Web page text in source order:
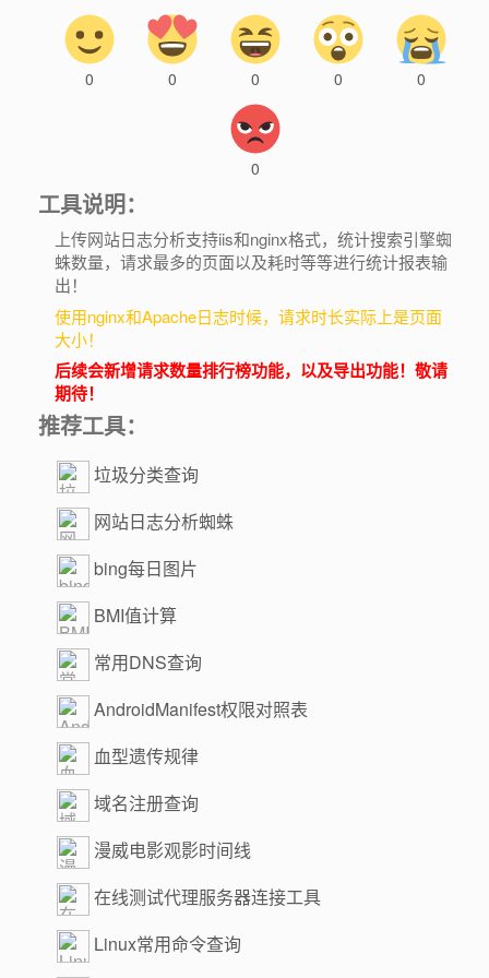
0 0 0 0 0
0
工具说明：
上传网站日志分析支持iis和nginx格式，统计搜索引擎蜘
蛛数量，请求最多的页面以及耗时等等进行统计报表输
出！
使用nginx和Apache日志时候，请求时长实际上是页面
大小！
后续会新增请求数量排行榜功能，以及导出功能！敬请
期待！
推荐工具：
垃圾分类查询
网站日志分析蜘蛛
bing每日图片
BMI值计算
常用DNS查询
AndroidManifest权限对照表
血型遗传规律
域名注册查询
漫威电影观影时间线
在线测试代理服务器连接工具
Linux常用命令查询